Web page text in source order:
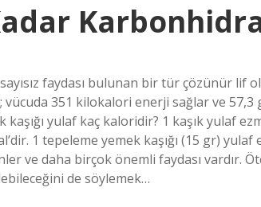
faydası bulunan bir tür çözünür lif
vücuda 351 kilokalori enerji sağlar ve
yulaf kaç kaloridir? 1 kaşık yulaf
1 tepeleme yemek kaşığı (15 gr) yulaf
ve daha birçok önemli faydası vardır.
de söylemek…